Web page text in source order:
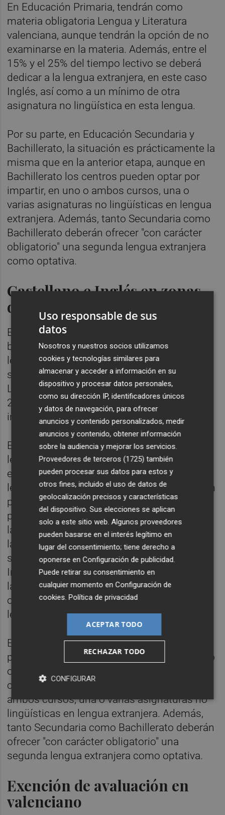
En Educación Primaria, tendrán como
materia obligatoria Lengua y Literatura
valenciana, aunque tendrán la opción de no
examinarse en la materia. Además, entre el
15% y el 25% del tiempo lectivo se deberá
dedicar a la lengua extranjera, en este caso
Inglés, así como a un mínimo de otra
asignatura no lingüística en esta lengua.
Por su parte, en Educación Secundaria y
Bachillerato, la situación es prácticamente la
misma que en la anterior etapa, aunque en
Bachillerato los centros pueden optar por
impartir, en uno o ambos cursos, una o
varias asignaturas no lingüísticas en lengua
extranjera. Además, tanto Secundaria como
Bachillerato deberán ofrecer "con carácter
obligatorio" una segunda lengua extranjera
como optativa.
Castellano e Inglés en zonas
de habla valenciana
En Educación Infantil se prevé que la lengua
base tenga un peso del 65% de las horas
lectivas y que la iniciación a la lectoescritura
se realice "exclusivamente" en esta lengua.
La otra lengua cooficial deberá ocupar el
25% del tiempo lectivo, mientras que el
inglés supondrá el 10%.
En Primaria, Matemáticas se cursará en la
lengua base escogida a lo largo de toda la
etapa. Durante los dos primeros cursos, la
lengua cooficial diferente a la base tendrá un
peso mínimo del 25% del tiempo lectivo. A
partir de tercero de Primaria, se garantizará
la presencia de ambas lenguas cooficiales y
la diferencia de horas entre ambas no podrá
sobrepasar el 20% del tiempo lectivo. El
Inglés supondrá entre un 15% y un 25% de
las horas y deberá impartirse un mínimo de
otra asignatura no lingüística en dicha
lengua.
En Secundaria y Bachillerato, la situación es
prácticamente la misma que en Primaria. No
obstante, en el caso de Bachillerato, los
centros pueden optar por impartir, en uno o
ambos cursos, una o varias asignaturas no
lingüísticas en lengua extranjera. Además,
tanto Secundaria como Bachillerato deberán
ofrecer "con carácter obligatorio" una
segunda lengua extranjera como optativa.
Exención de avaluación en
valenciano
Uso responsable de sus
datos
Nosotros y nuestros socios utilizamos
cookies y tecnologías similares para
almacenar y acceder a información en su
dispositivo y procesar datos personales,
como su dirección IP, identificadores únicos
y datos de navegación, para ofrecer
anuncios y contenido personalizados, medir
anuncios y contenido, obtener información
sobre la audiencia y mejorar los servicios.
Proveedores de terceros (1725) también
pueden procesar sus datos para estos y
otros fines, incluido el uso de datos de
geolocalización precisos y características
del dispositivo. Sus elecciones se aplican
solo a este sitio web. Algunos proveedores
pueden basarse en el interés legítimo en
lugar del consentimiento; tiene derecho a
oponerse enConfiguración de publicidad
Puede retirar su consentimiento en
cualquier momento enConfiguración de
cookies .Política de privacidad
ACEPTAR TODO
RECHAZAR TODO
CONFIGURAR